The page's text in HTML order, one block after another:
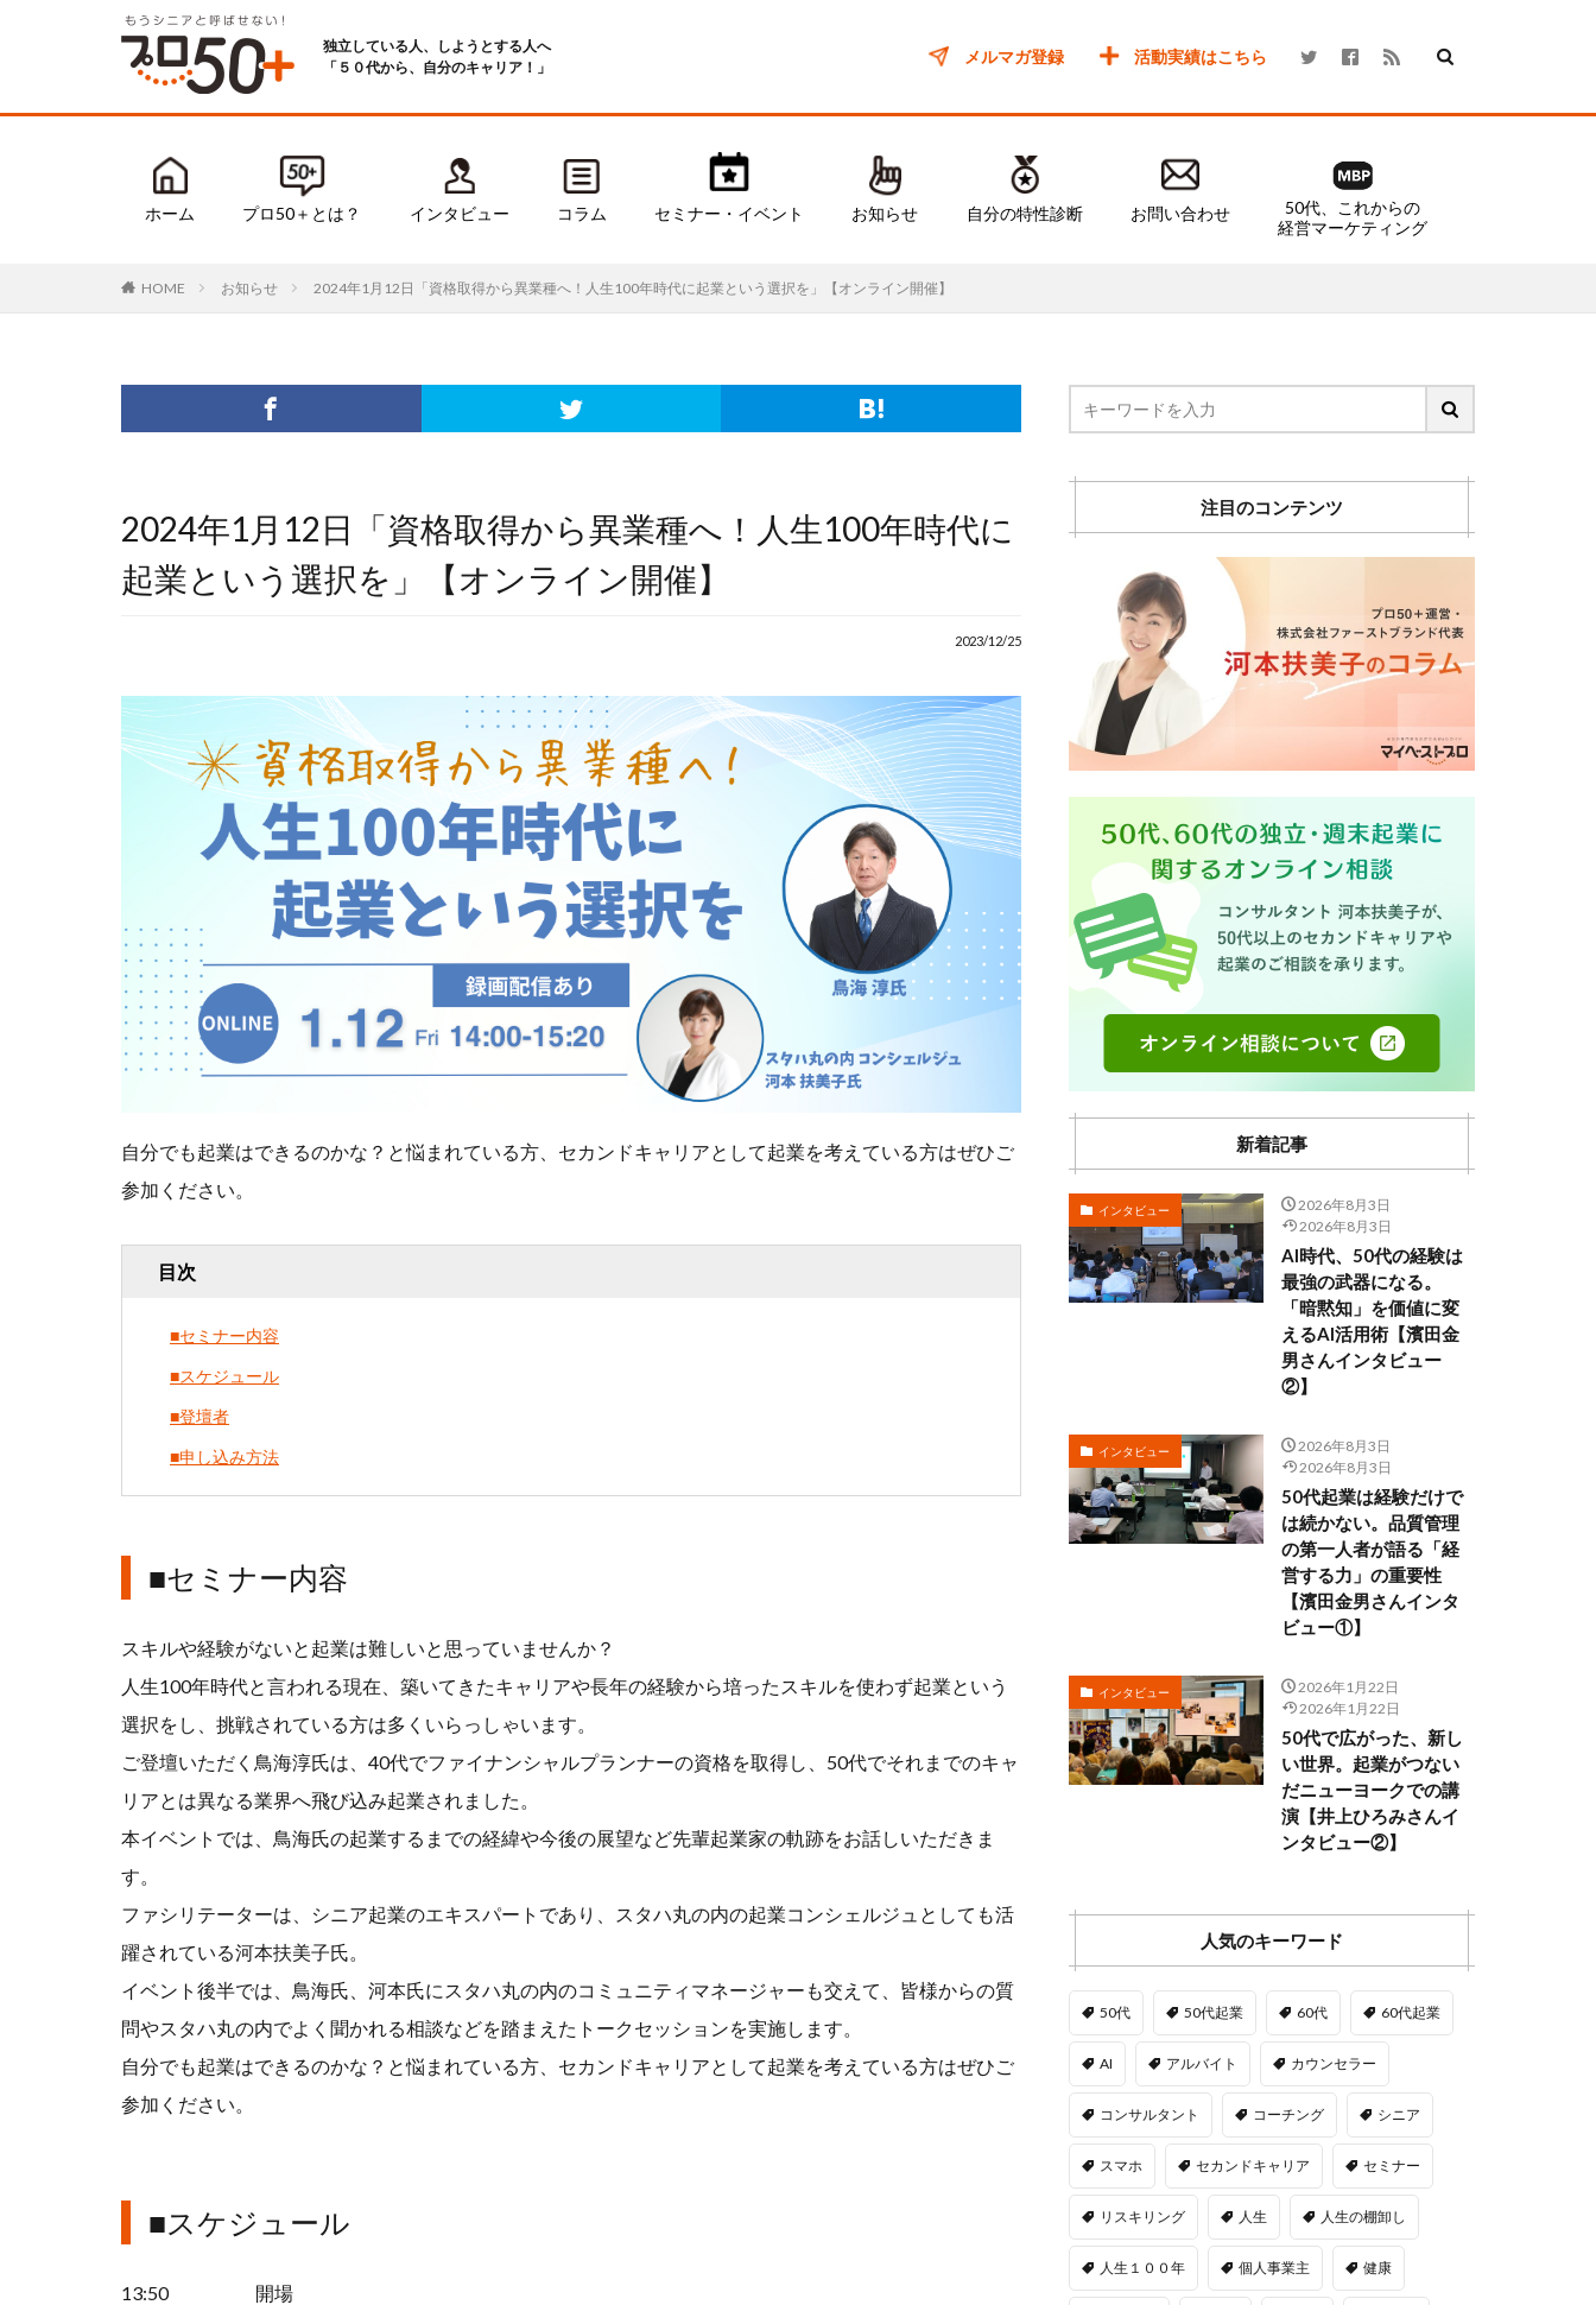
独立している人、しようとする人へ
「５０代から、自分のキャリア！」
メルマガ登録 活動実績はこちら
ホーム プロ50＋とは？ インタビュー コラム セミナー・イベント お知らせ 自分の特性診断 お問い合わせ
50代、これからの
経営マーケティング
HOME お知らせ 2024年1月12日「資格取得から異業種へ！人生100年時代に起業という選択を」【オンライン開催】
2024年1月12日「資格取得から異業種へ！人生100年時代に
起業という選択を」【オンライン開催】
2023/12/25
自分でも起業はできるのかな？と悩まれている方、セカンドキャリアとして起業を考えている方はぜひご
参加ください。
目次
■セミナー内容
■スケジュール
■登壇者
■申し込み方法
■セミナー内容
スキルや経験がないと起業は難しいと思っていませんか？
人生100年時代と言われる現在、築いてきたキャリアや長年の経験から培ったスキルを使わず起業という
選択をし、挑戦されている方は多くいらっしゃいます。
ご登壇いただく鳥海淳氏は、40代でファイナンシャルプランナーの資格を取得し、50代でそれまでのキャ
リアとは異なる業界へ飛び込み起業されました。
本イベントでは、鳥海氏の起業するまでの経緯や今後の展望など先輩起業家の軌跡をお話しいただきま
す。
ファシリテーターは、シニア起業のエキスパートであり、スタハ丸の内の起業コンシェルジュとしても活
躍されている河本扶美子氏。
イベント後半では、鳥海氏、河本氏にスタハ丸の内のコミュニティマネージャーも交えて、皆様からの質
問やスタハ丸の内でよく聞かれる相談などを踏まえたトークセッションを実施します。
自分でも起業はできるのかな？と悩まれている方、セカンドキャリアとして起業を考えている方はぜひご
参加ください。
■スケジュール
13:50 開場
注目のコンテンツ
新着記事
インタビュー
2026年8月3日
2026年8月3日
AI時代、50代の経験は
最強の武器になる。
「暗黙知」を価値に変
えるAI活用術【濱田金
男さんインタビュー
②】
インタビュー
2026年8月3日
2026年8月3日
50代起業は経験だけで
は続かない。品質管理
の第一人者が語る「経
営する力」の重要性
【濱田金男さんインタ
ビュー①】
インタビュー
2026年1月22日
2026年1月22日
50代で広がった、新し
い世界。起業がつない
だニューヨークでの講
演【井上ひろみさんイ
ンタビュー②】
人気のキーワード
50代 50代起業 60代 60代起業
AI アルバイト カウンセラー
コンサルタント コーチング シニア
スマホ セカンドキャリア セミナー
リスキリング 人生 人生の棚卸し
人生１００年 個人事業主 健康